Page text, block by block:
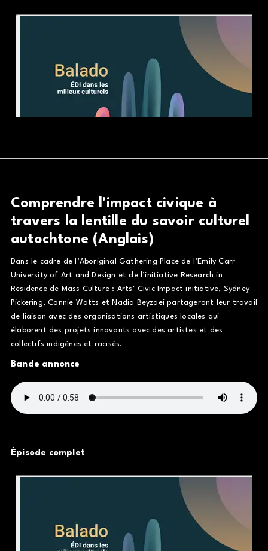
Comprendre l'impact civique à
travers la lentille du savoir culturel
autochtone (Anglais)
Dans le cadre de l’Aboriginal Gathering Place de l’Emily Carr
University of Art and Design et de l’initiative Research in
Residence de Mass Culture : Arts’ Civic Impact initiative, Sydney
Pickering, Connie Watts et Nadia Beyzaei partageront leur travail
de liaison avec des organisations artistiques locales qui
élaborent des projets innovants avec des artistes et des
collectifs indigènes et racisés.
Bande annonce
Épisode complet